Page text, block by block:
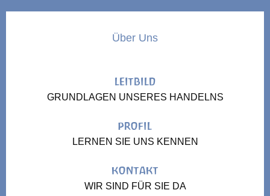
Über Uns
LEITBILD
GRUNDLAGEN UNSERES HANDELNS
PROFIL
LERNEN SIE UNS KENNEN
KONTAKT
WIR SIND FÜR SIE DA